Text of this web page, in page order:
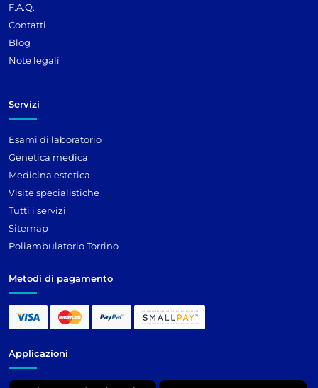
F.A.Q.
Contatti
Blog
Note legali
Servizi
Esami di laboratorio
Genetica medica
Medicina estetica
Visite specialistiche
Tutti i servizi
Sitemap
Poliambulatorio Torrino
Metodi di pagamento
Applicazioni